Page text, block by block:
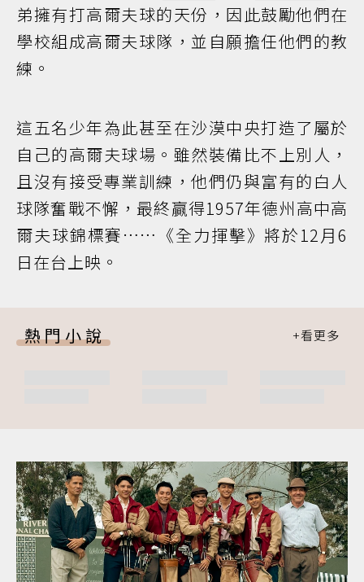
弟擁有打高爾夫球的天份，因此鼓勵他們在
學校組成高爾夫球隊，並自願擔任他們的教
練。
這五名少年為此甚至在沙漠中央打造了屬於
自己的高爾夫球場。雖然裝備比不上別人，
且沒有接受專業訓練，他們仍與富有的白人
球隊奮戰不懈，最終贏得1957年德州高中高
爾夫球錦標賽……《全力揮擊》將於12月6
日在台上映。
熱門小說